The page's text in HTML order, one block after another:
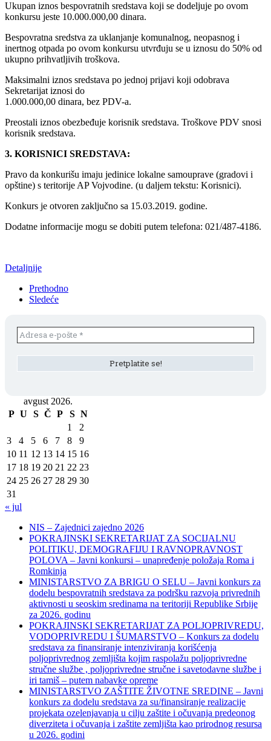
Ukupan iznos bespovratnih sredstava koji se dodeljuje po ovom
konkursu jeste 10.000.000,00 dinara.
Bespovratna sredstva za uklanjanje komunalnog, neopasnog i
inertnog otpada po ovom konkursu utvrđuju se u iznosu do 50% od
ukupno prihvatljivih troškova.
Maksimalni iznos sredstava po jednoj prijavi koji odobrava
Sekretarijat iznosi do
1.000.000,00 dinara, bez PDV-a.
Preostali iznos obezbeđuje korisnik sredstava. Troškove PDV snosi
korisnik sredstava.
3. KORISNICI SREDSTAVA:
Pravo da konkurišu imaju jedinice lokalne samouprave (gradovi i
opštine) s teritorije AP Vojvodine. (u daljem tekstu: Korisnici).
Konkurs je otvoren zaključno sa 15.03.2019. godine.
Dodatne informacije mogu se dobiti putem telefona: 021/487-4186.
Detaljnije
Prethodno
Sledeće
avgust 2026.
P U S Č P S N
1
2
3
4 5 6 7 8
9
10 11 12 13 14 15 16
17 18 19 20 21 22 23
24 25 26 27 28 29 30
31
« jul
NIS – Zajednici zajedno 2026
POKRAJINSKI SEKRETARIJAT ZA SOCIJALNU
POLITIKU, DEMOGRAFIJU I RAVNOPRAVNOST
POLOVA – Javni konkursi – unapređenje položaja Roma i
Romkinja
MINISTARSTVO ZA BRIGU O SELU – Javni konkurs za
dodelu bespovratnih sredstava za podršku razvoja privrednih
aktivnosti u seoskim sredinama na teritoriji Republike Srbije
za 2026. godinu
POKRAJINSKI SEKRETARIJAT ZA POLJOPRIVREDU,
VODOPRIVREDU I ŠUMARSTVO – Konkurs za dodelu
sredstava za finansiranje intenziviranja korišćenja
poljoprivrednog zemljišta kojim raspolažu poljoprivredne
stručne službe , poljoprivredne stručne i savetodavne službe i
iri tamiš ‒ putem nabavke opreme
MINISTARSTVO ZAŠTITE ŽIVOTNE SREDINE – Javni
konkurs za dodelu sredstava za su/finansiranje realizacije
projekata ozelenjavanja u cilju zaštite i očuvanja predeonog
diverziteta i očuvanja i zaštite zemljišta kao prirodnog resursa
u 2026. godini